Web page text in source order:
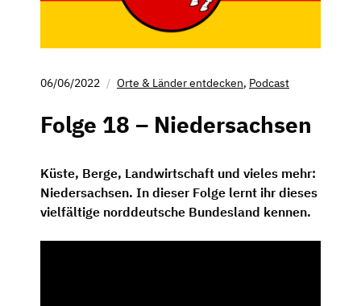
06/06/2022 Orte & Länder entdecken, Podcast
Folge 18 – Niedersachsen
Küste, Berge, Landwirtschaft und vieles mehr:
Niedersachsen. In dieser Folge lernt ihr dieses
vielfältige norddeutsche Bundesland kennen.